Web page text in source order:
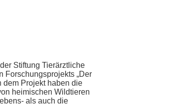
Stiftung Tierärztliche
Forschungsprojekts „Der
dem Projekt haben die
heimischen Wildtieren
als auch die